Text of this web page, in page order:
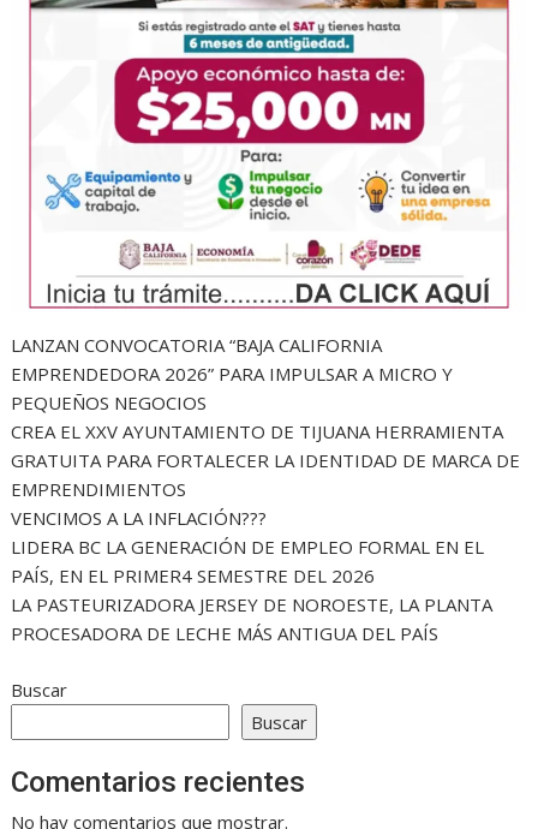
LANZAN CONVOCATORIA “BAJA CALIFORNIA
EMPRENDEDORA 2026” PARA IMPULSAR A MICRO Y
PEQUEÑOS NEGOCIOS
CREA EL XXV AYUNTAMIENTO DE TIJUANA HERRAMIENTA
GRATUITA PARA FORTALECER LA IDENTIDAD DE MARCA DE
EMPRENDIMIENTOS
VENCIMOS A LA INFLACIÓN???
LIDERA BC LA GENERACIÓN DE EMPLEO FORMAL EN EL
PAÍS, EN EL PRIMER4 SEMESTRE DEL 2026
LA PASTEURIZADORA JERSEY DE NOROESTE, LA PLANTA
PROCESADORA DE LECHE MÁS ANTIGUA DEL PAÍS
Buscar
Buscar
Comentarios recientes
No hay comentarios que mostrar.